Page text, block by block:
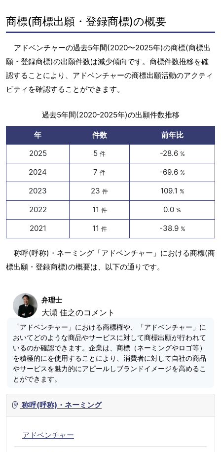
商標(商標出願・登録商標)の概要
アドベンチャーの過去5年間(2020〜2025年)の商標(商標出
願・登録商標)の出願件数は減少傾向です。商標件数推移を確
認することにより、アドベンチャーの商標出願活動のアクティ
ビティを確認することができます。
過去5年間(2020-2025年)の出願件数推移
年 件数
前年比
2025
5 件 -28.6 %
2024 7 件 -69.6 %
2023 23 件 109.1 %
2022 11 件 0.0 %
2021 11 件 -38.9 %
称呼(呼称)・ネーミング「アドベンチャー」における商標(商
標出願・登録商標)の概要は、以下の通りです。
弁理士
大瀬 佳之のコメント
「アドベンチャー」における商標権や、「アドベンチャー」に
おいてどのような商品やサービスに対して商標出願が行われて
いるのか確認できます。企業は、商標（ネーミングやロゴ等）
を積極的にを使用することにより、消費者に対して自社の商品
やサービスを魅力的にアピールしブランドイメージを高めるこ
とができます。
称呼(呼称)・ネーミング
アドベンチャー